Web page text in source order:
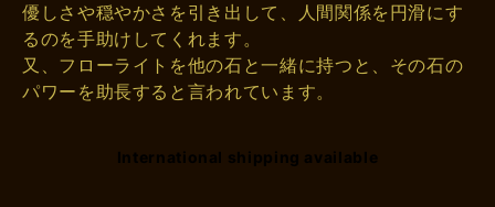
優しさや穏やかさを引き出して、人間関係を円滑にす
るのを手助けしてくれます。
又、フローライトを他の石と一緒に持つと、その石の
パワーを助長すると言われています。
International shipping available